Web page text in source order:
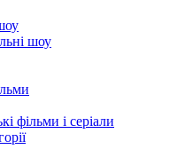
шоу
фільми і серіали